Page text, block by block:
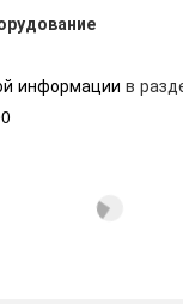
информации в